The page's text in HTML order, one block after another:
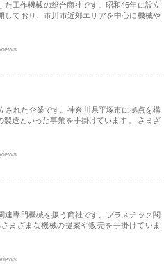
工作機械の総合商社です。昭和46年に設立
しており、市川市近郊エリアを中心に機械や
された企業です。神奈川県平塚市に拠点を構
造といった事業を手掛けています。 さまざ
専門機械を扱う商社です。プラスチック関
まざまな機械の提案や販売を手掛けていま